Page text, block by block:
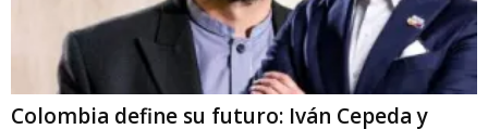
Colombia define su futuro: Iván Cepeda y